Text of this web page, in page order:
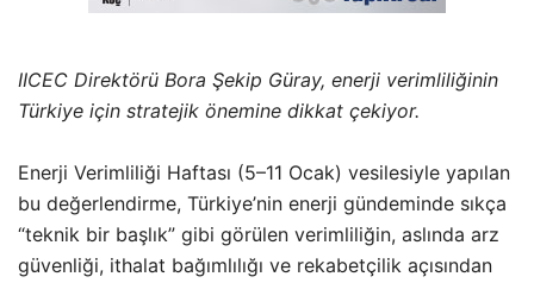
IICEC Direktörü Bora Şekip Güray, enerji verimliliğinin
Türkiye için stratejik önemine dikkat çekiyor.
Enerji Verimliliği Haftası (5–11 Ocak) vesilesiyle yapılan
bu değerlendirme, Türkiye’nin enerji gündeminde sıkça
“teknik bir başlık” gibi görülen verimliliğin, aslında arz
güvenliği, ithalat bağımlılığı ve rekabetçilik açısından